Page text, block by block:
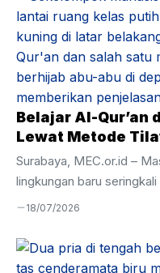
Belajar Al-Qur’an
Lewat Metode
Surabaya, MEC.or.id –
lingkungan baru
termasuk dalam urusan
kemampuan membaca
malu akhirnya menjadi
18/07/2026